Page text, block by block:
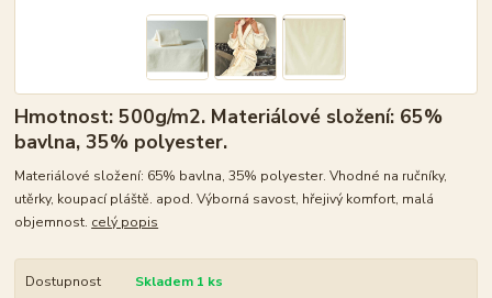
Hmotnost: 500g/m2. Materiálové složení: 65%
bavlna, 35% polyester.
Materiálové složení: 65% bavlna, 35% polyester. Vhodné na ručníky,
utěrky, koupací pláště. apod. Výborná savost, hřejivý komfort, malá
objemnost. celý popis
Dostupnost Skladem 1 ks